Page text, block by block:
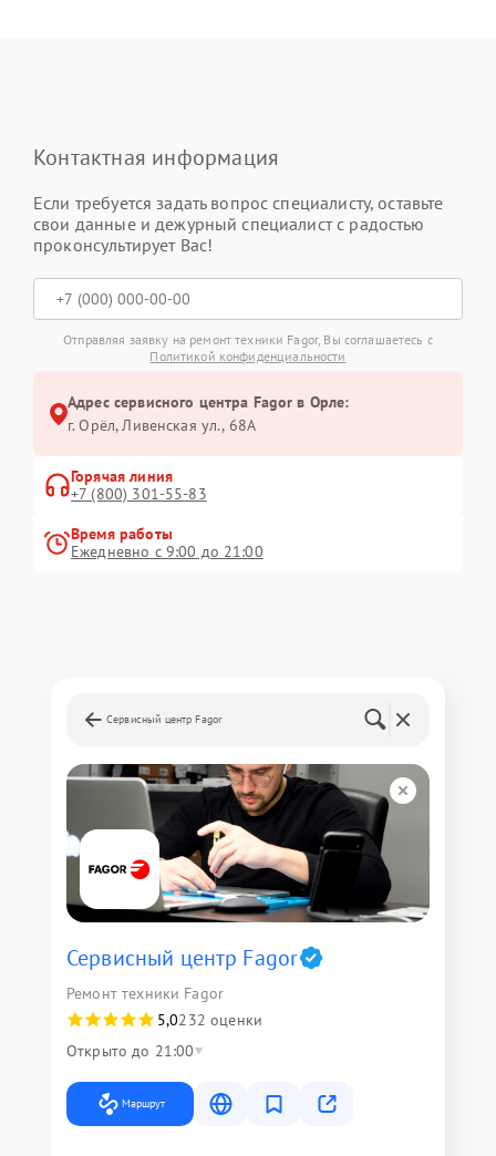
Контактная информация
Если требуется задать вопрос специалисту, оставьте
свои данные и дежурный специалист с радостью
проконсультирует Вас!
Отправляя заявку на ремонт техники Fagor, Вы соглашаетесь с
Политикой конфиденциальности
Адрес сервисного центра Fagor в Орле:
г. Орёл, Ливенская ул., 68А
Горячая линия
+7 (800) 301-55-83
Время работы
Ежедневно с 9:00 до 21:00
Сервисный центр Fagor
Сервисный центр Fagor
Ремонт техники Fagor
5,0232 оценки
Открыто до 21:00
Маршрут